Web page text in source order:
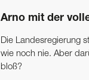
Arno mit der
Die Landesregierung
wie noch nie. Aber
bloß?